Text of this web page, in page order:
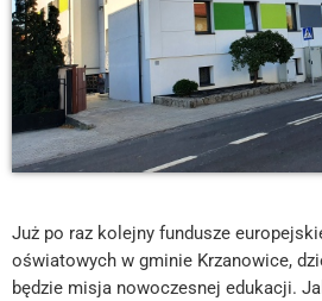
Już po raz kolejny fundusze
oświatowych w gminie Krzanowice,
będzie misja nowoczesnej edukacji.